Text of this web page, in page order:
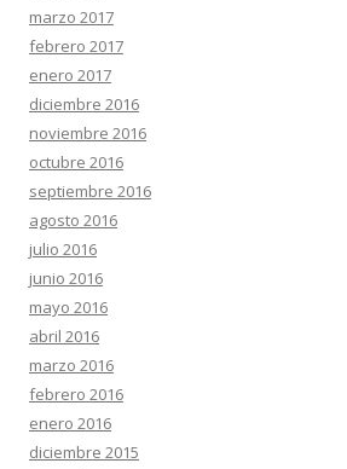
marzo 2017
febrero 2017
enero 2017
diciembre 2016
noviembre 2016
octubre 2016
septiembre 2016
agosto 2016
julio 2016
junio 2016
mayo 2016
abril 2016
marzo 2016
febrero 2016
enero 2016
diciembre 2015